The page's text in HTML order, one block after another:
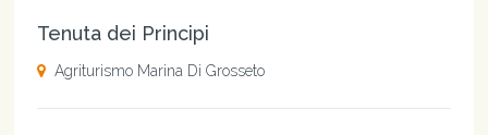
Tenuta dei Principi
Agriturismo Marina Di Grosseto